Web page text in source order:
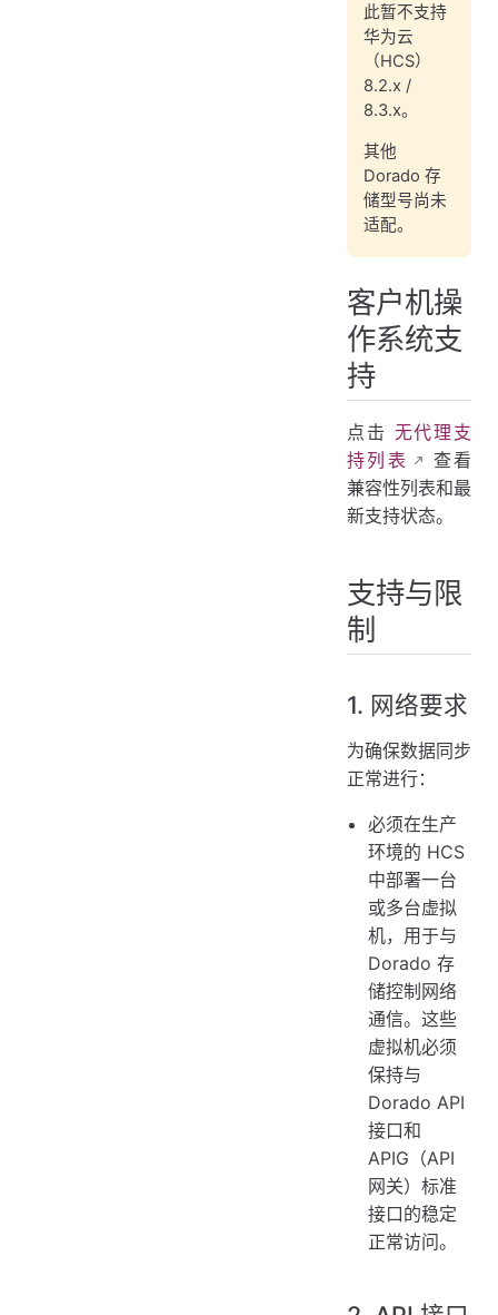
此暂不支持
华为云
（HCS）
8.2.x /
8.3.x。
其他
Dorado 存
储型号尚未
适配。
客户机操
作系统支
持
点击 无代理支
持列表
查看
兼容性列表和最
新支持状态。
支持与限
制
1. 网络要求
为确保数据同步
正常进行：
必须在生产
环境的 HCS
中部署一台
或多台虚拟
机，用于与
Dorado 存
储控制网络
通信。这些
虚拟机必须
保持与
Dorado API
接口和
APIG（API
网关）标准
接口的稳定
正常访问。